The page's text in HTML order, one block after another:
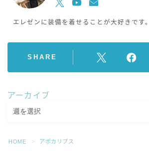
エレゼンに装備を着せることが大好きです。
SHARE
アーカイブ
HOME ＞ アポカリプス